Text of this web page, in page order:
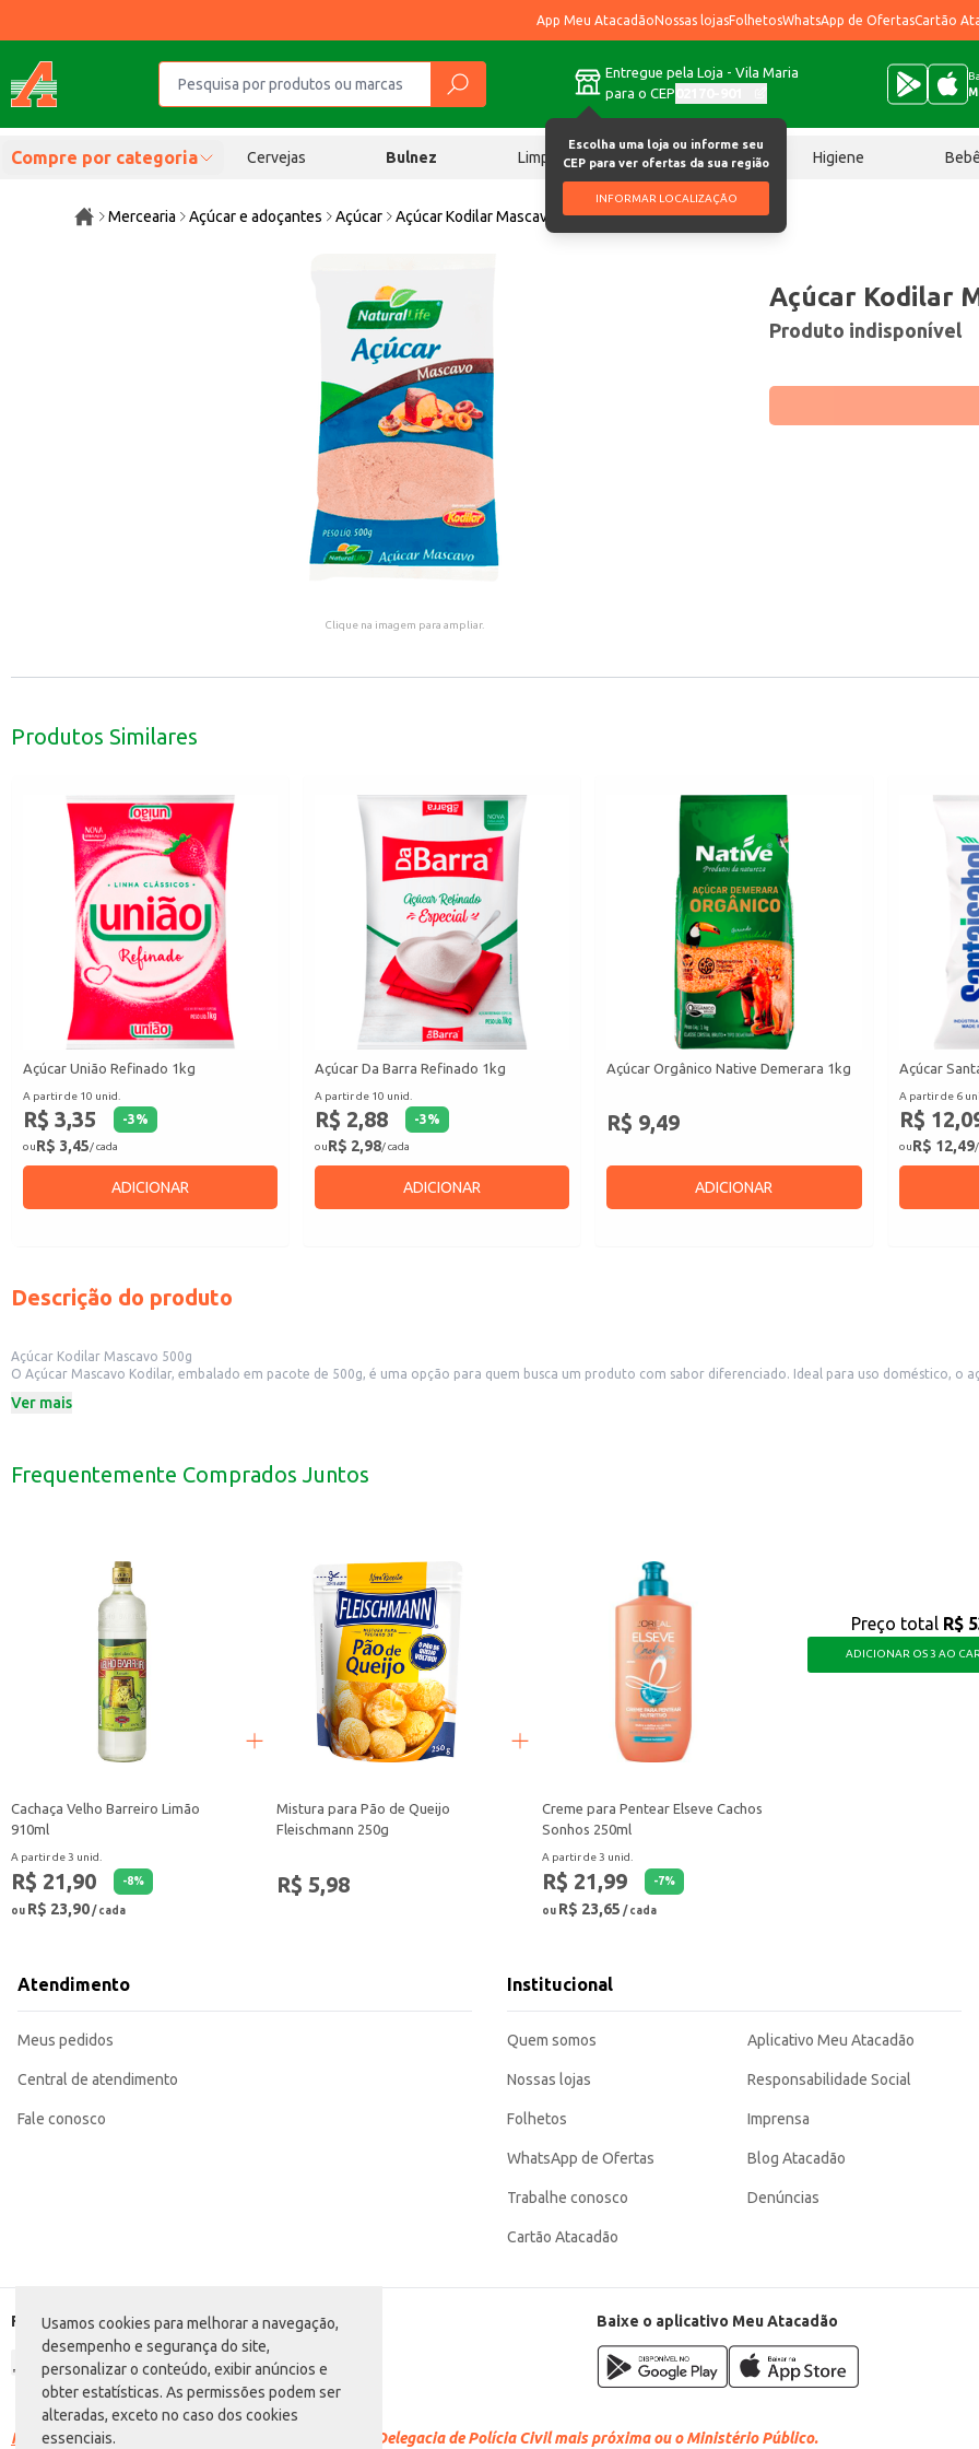
Usamos cookies para melhorar a navegação,
desempenho e segurança do site,
personalizar o conteúdo, exibir anúncios e
obter estatísticas. As permissões podem ser
alteradas, exceto no caso dos cookies
essenciais.
App Meu AtacadãoNossas lojasFolhetosWhatsApp de OfertasCartão
Entregue pela Loja - Vila Maria
para o CEP
Escolha uma loja ou informe seu
CEP para ver ofertas da sua região
INFORMAR LOCALIZAÇÃO
Compre por categoria Cervejas Bulnez Limpeza Chocolates Higiene
Mercearia Açúcar e adoçantes Açúcar Açúcar Kodilar Mascavo 500g
Clique na imagem para ampliar.
Açúcar Kodilar
Produto indisponível
Produtos Similares
Açúcar União Refinado 1kg
A partir de 10 unid.
R$ 3,35 -3%
ouR$ 3,45/ cada
ADICIONAR
Açúcar Da Barra Refinado 1kg
A partir de 10 unid.
R$ 2,88 -3%
ouR$ 2,98/ cada
ADICIONAR
Açúcar Orgânico Native Demerara 1kg
R$ 9,49
ADICIONAR
Açúcar
A partir de 6
R$
ouR$ 12,49/
Descrição do produto
Açúcar Kodilar Mascavo 500g
O Açúcar Mascavo Kodilar, embalado em pacote de 500g, é uma opção para quem busca um produto com sabor diferenciado. Ideal para uso doméstico, o
Dicas de Uso:
Pode ser utilizado no preparo de caldas e caramelos.
Ver mais
Frequentemente Comprados Juntos
Cachaça Velho Barreiro Limão
910ml
A partir de 3 unid.
R$ 21,90 -8%
ou R$ 23,90/ cada
Mistura para Pão de Queijo
Fleischmann 250g
R$ 5,98
Creme para Pentear Elseve Cachos
Sonhos 250ml
A partir de 3 unid.
R$ 21,99 -7%
ou R$ 23,65 / cada
Preço total R$
ADICIONAR OS 3 AO
Atendimento
Meus pedidos
Central de atendimento
Fale conosco
Institucional
Quem somos
Nossas lojas
Folhetos
WhatsApp de Ofertas
Trabalhe conosco
Cartão Atacadão
Aplicativo Meu Atacadão
Responsabilidade Social
Imprensa
Blog Atacadão
Denúncias
Formas de pagamento Baixe o aplicativo Meu Atacadão
Racismo é crime. Denuncie. Disque 100 ou procure a Delegacia de Polícia Civil mais próxima ou o Ministério Público.